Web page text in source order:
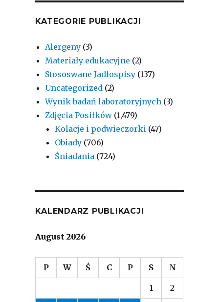
KATEGORIE PUBLIKACJI
Alergeny (3)
Materiały edukacyjne (2)
Stososwane Jadłospisy (137)
Uncategorized (2)
Wynik badań laboratoryjnych (3)
Zdjęcia Posiłków (1,479)
Kolacje i podwieczorki (47)
Obiady (706)
Śniadania (724)
KALENDARZ PUBLIKACJI
August 2026
P W Ś C P S N
1 2